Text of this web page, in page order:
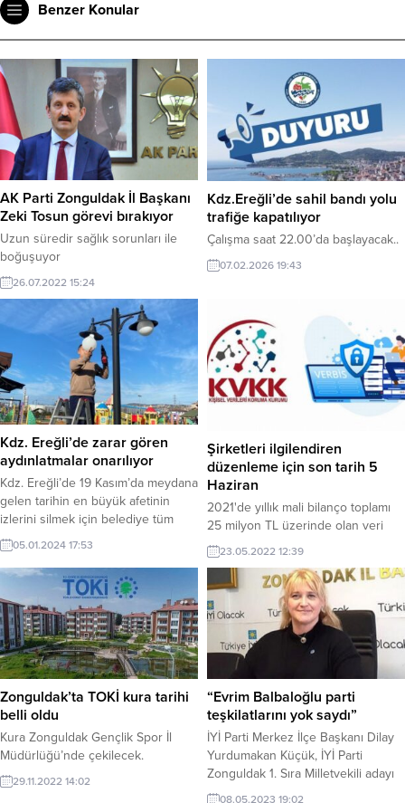
Benzer Konular
AK Parti Zonguldak İl Başkanı
Zeki Tosun görevi bırakıyor
Uzun süredir sağlık sorunları ile
boğuşuyor
26.07.2022 15:24
Kdz.Ereğli’de sahil bandı yolu
trafiğe kapatılıyor
Çalışma saat 22.00’da başlayacak..
07.02.2026 19:43
Kdz. Ereğli’de zarar gören
aydınlatmalar onarılıyor
Kdz. Ereğli’de 19 Kasım’da meydana
gelen tarihin en büyük afetinin
izlerini silmek için belediye tüm
alanlarda çalışmalarına devam
ediyor. Kdz. Ereğli Belediyesi
Destek Hizmetleri Müdürlüğü de,
kentte zarar gören aydınlatmaları
tamir ediyor.
05.01.2024 17:53
Şirketleri ilgilendiren
düzenleme için son tarih 5
Haziran
2021'de yıllık mali bilanço toplamı
25 milyon TL üzerinde olan veri
sorumlusu şirketlerin Veri
Sorumluları Sicili (VERBİS) sistemine
kayıt olmaları için son başvuru tarihi
5 Haziran. Kayıt yükümlülüğünü
yerine getirmeyen şirketlere 53 bin
TL ile 2,6 milyon TL arasında
değişen idari para cezaları
kesilecek.
23.05.2022 12:39
Zonguldak’ta TOKİ kura tarihi
belli oldu
Kura Zonguldak Gençlik Spor İl
Müdürlüğü’nde çekilecek.
29.11.2022 14:02
“Evrim Balbaloğlu parti
teşkilatlarını yok saydı”
İYİ Parti Merkez İlçe Başkanı Dilay
Yurdumakan Küçük, İYİ Parti
Zonguldak 1. Sıra Milletvekili adayı
Evrim Balbaloğlu’nun Parti
08.05.2023 19:02